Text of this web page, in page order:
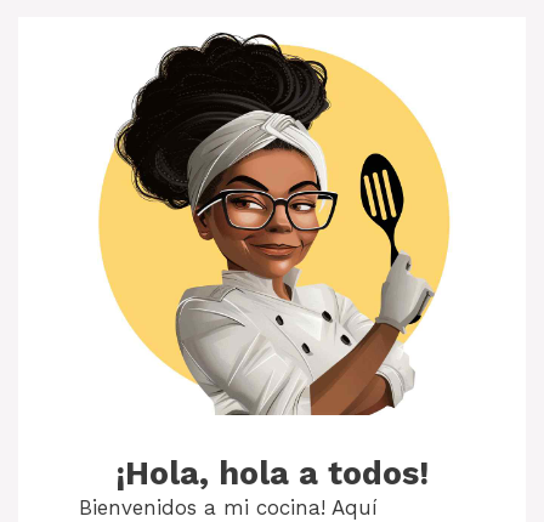
¡Hola, hola a todos!
Bienvenidos a mi cocina! Aquí